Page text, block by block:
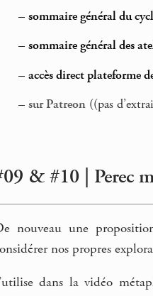
– sommaire général du
– sommaire général des
– accès direct plateforme
– sur Patreon ((pas
& #10 | Perec
nouveau une
nos propres
dans la vidéo